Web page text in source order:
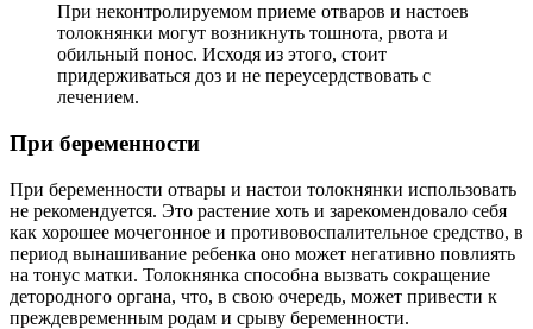
При неконтролируемом приеме отваров и настоев
толокнянки могут возникнуть тошнота, рвота и
обильный понос. Исходя из этого, стоит
придерживаться доз и не переусердствовать с
лечением.
При беременности
При беременности отвары и настои толокнянки использовать
не рекомендуется. Это растение хоть и зарекомендовало себя
как хорошее мочегонное и противовоспалительное средство, в
период вынашивание ребенка оно может негативно повлиять
на тонус матки. Толокнянка способна вызвать сокращение
детородного органа, что, в свою очередь, может привести к
преждевременным родам и срыву беременности.